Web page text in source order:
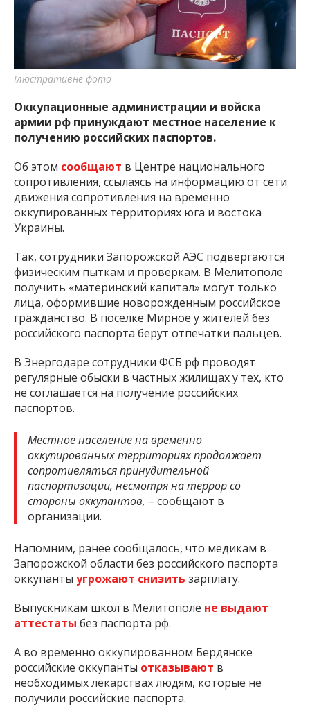
важную информацию о событиях
города Запорожья и области.
Ілюстративне фото
Оккупационные администрации и войска
армии рф принуждают местное население к
получению российских паспортов.
Об этом сообщают в Центре национального
сопротивления, ссылаясь на информацию от сети
движения сопротивления на временно
оккупированных территориях юга и востока
Украины.
Так, сотрудники Запорожской АЭС подвергаются
физическим пыткам и проверкам. В Мелитополе
получить «материнский капитал» могут только
лица, оформившие новорожденным российское
гражданство. В поселке Мирное у жителей без
российского паспорта берут отпечатки пальцев.
В Энергодаре сотрудники ФСБ рф проводят
регулярные обыски в частных жилищах у тех, кто
не соглашается на получение российских
паспортов.
Местное население на временно
оккупированных территориях продолжает
сопротивляться принудительной
паспортизации, несмотря на террор со
стороны оккупантов, – сообщают в
организации.
Напомним, ранее сообщалось, что медикам в
Запорожской области без российского паспорта
оккупанты угрожают снизить зарплату.
Выпускникам школ в Мелитополе не выдают
аттестаты без паспорта рф.
А во временно оккупированном Бердянске
российские оккупанты отказывают в
необходимых лекарствах людям, которые не
получили российские паспорта.